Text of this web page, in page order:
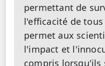
permettant de
l'efficacité de tous
permet aux
l'impact et
compris lorsqu'ils